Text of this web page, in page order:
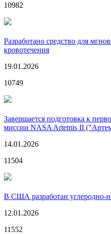
10982
Разработано средство для
кровотечения
19.01.2026
10749
Завершается подготовка к
миссии NASA Artemis II
14.01.2026
11504
В США разработан углеродно-
12.01.2026
11552